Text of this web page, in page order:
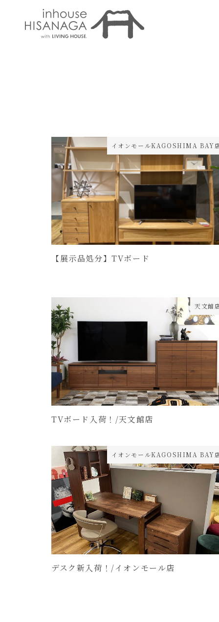
イオンモールKAGOSHIMA BAY
【展示品処分】TVボード
天文館
TVボード入荷！/天文館店
イオンモールKAGOSHIMA BAY
デスク新入荷！/イオンモール店